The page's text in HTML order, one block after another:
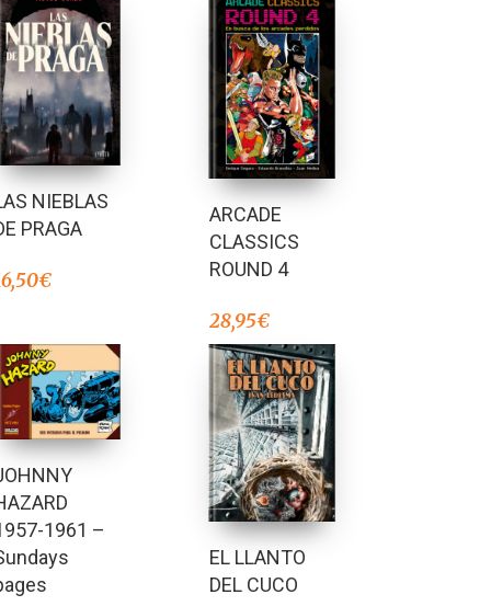
NIEBLAS
PRAGA
€
ARCADE
CLASSICS
ROUND 4
28,95€
1961 –
EL LLANTO
DEL CUCO